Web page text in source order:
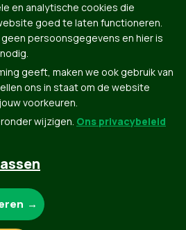
de agenda van de
zal blijven. En de impact van
hopelijk vergissen we ons.
Privacybeleid
en analytische cookies die
goed te laten functioneren.
persoonsgegevens en hier is
geeft, maken we ook gebruik van
ons in staat om de website
voorkeuren.
wijzigen. Ons privacybeleid